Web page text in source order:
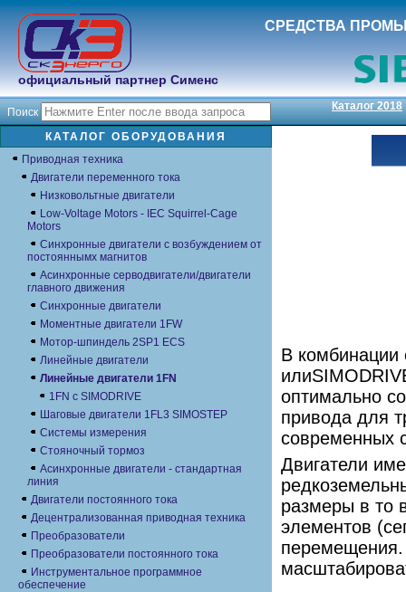
СРЕДСТВА
официальный партнер Сименс
Поиск Каталог 2018
В комбинации
оптимально
привода для
современных
Двигатели
размеры в то
элементов
перемещения.
КАТАЛОГ ОБОРУДОВАНИЯ
Приводная техника
Двигатели переменного тока
Низковольтные двигатели
Low-Voltage Motors - IEC Squirrel-Cage
Motors
Синхронные двигатели с возбуждением от
постояннымх магнитов
Асинхронные серводвигатели/двигатели
главного движения
Синхронные двигатели
Моментные двигатели 1FW
Мотор-шпиндель 2SP1 ECS
Линейные двигатели
Линейные двигатели 1FN
1FN с SIMODRIVE
Шаговые двигатели 1FL3 SIMOSTEP
Системы измерения
Стояночный тормоз
Асинхронные двигатели - стандартная
линия
Двигатели постоянного тока
Децентрализованная приводная техника
Преобразователи
Преобразователи постоянного тока
Инструментальное программное
обеспечение